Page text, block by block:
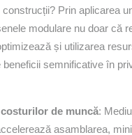
Prin aplicarea
modulare nu doar că
și utilizarea
beneficii semnificative în
de muncă:
asamblarea,